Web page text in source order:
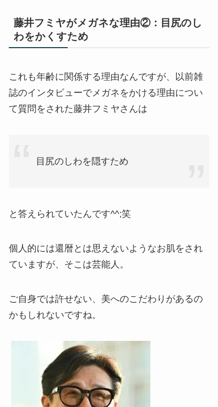
藤井フミヤがメガネな理由②：目尻のし
わをかくすため
これも年齢に関係する理由なんですが、以前雑
誌のインタビューでメガネをかける理由につい
て質問をされた藤井フミヤさんは
目尻のしわを隠すため
と答えられていたんです^^;笑
個人的には還暦とは思えないようなお肌をされ
ていますが、そこは芸能人。
ご自身では許せない、美へのこだわりがあるの
かもしれないですね。